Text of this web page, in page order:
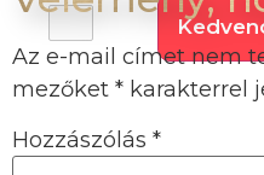
Az e-mail címet nem
mezőket * karakterrel
Hozzászólás *